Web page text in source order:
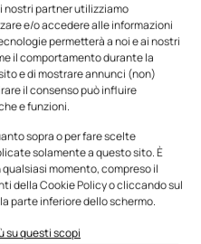
nostri partner utilizziamo
e/o accedere alle informazioni
permetterà a noi e ai nostri
il comportamento durante la
e di mostrare annunci (non)
il consenso può influire
e funzioni.
sopra o per fare scelte
solamente a questo sito. È
momento, compreso il
della Cookie Policy o cliccando sul
parte inferiore dello schermo.
su questi scopi
2026
da una pinza all’altra